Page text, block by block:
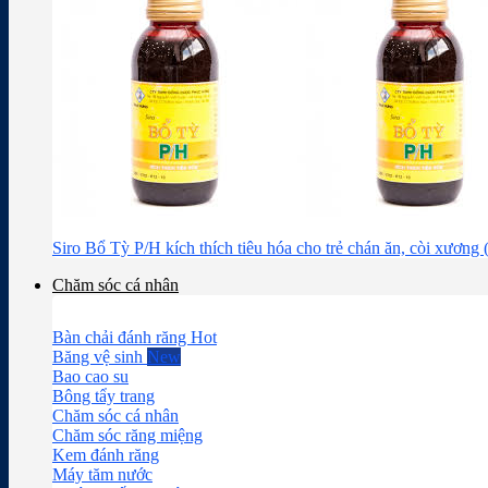
Siro Bổ Tỳ P/H kích thích tiêu hóa cho trẻ chán ăn, còi xương
Chăm sóc cá nhân
Bàn chải đánh răng
Băng vệ sinh
Bao cao su
Bông tẩy trang
Chăm sóc cá nhân
Chăm sóc răng miệng
Kem đánh răng
Máy tăm nước